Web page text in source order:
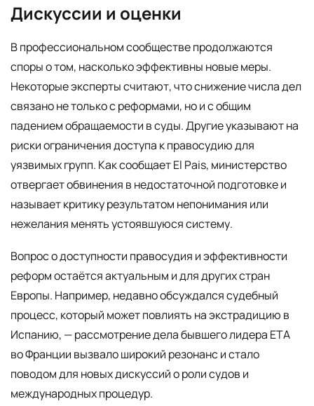
Дискуссии и оценки
В профессиональном сообществе продолжаются
споры о том, насколько эффективны новые меры.
Некоторые эксперты считают, что снижение числа дел
связано не только с реформами, но и с общим
падением обращаемости в суды. Другие указывают на
риски ограничения доступа к правосудию для
уязвимых групп. Как сообщает El Pais, министерство
отвергает обвинения в недостаточной подготовке и
называет критику результатом непонимания или
нежелания менять устоявшуюся систему.
Вопрос о доступности правосудия и эффективности
реформ остаётся актуальным и для других стран
Европы. Например, недавно обсуждался судебный
процесс, который может повлиять на экстрадицию в
Испанию, — рассмотрение дела бывшего лидера ETA
во Франции вызвало широкий резонанс и стало
поводом для новых дискуссий о роли судов и
международных процедур.